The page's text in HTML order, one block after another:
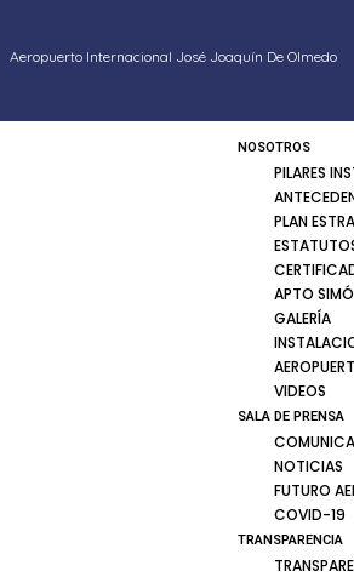
Aeropuerto Internacional José Joaquín De Olmedo
NOSOTROS
PILARES
PLAN
APTO
GALERÍA
VIDEOS
SALA DE PRENSA
NOTICIAS
FUTURO
COVID-19
TRANSPARENCIA